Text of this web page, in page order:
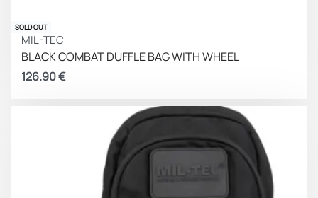
SOLD OUT
MIL-TEC
BLACK COMBAT DUFFLE BAG WITH WHEEL
126.90€